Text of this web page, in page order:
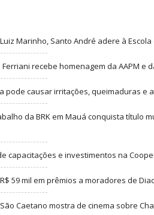
Marinho, Santo André adere à
recebe homenagem da AAPM e
pode causar irritações, queimaduras e
da BRK em Mauá conquista título
capacitações e investimentos na
59 mil em prêmios a moradores de
Caetano mostra de cinema sobre